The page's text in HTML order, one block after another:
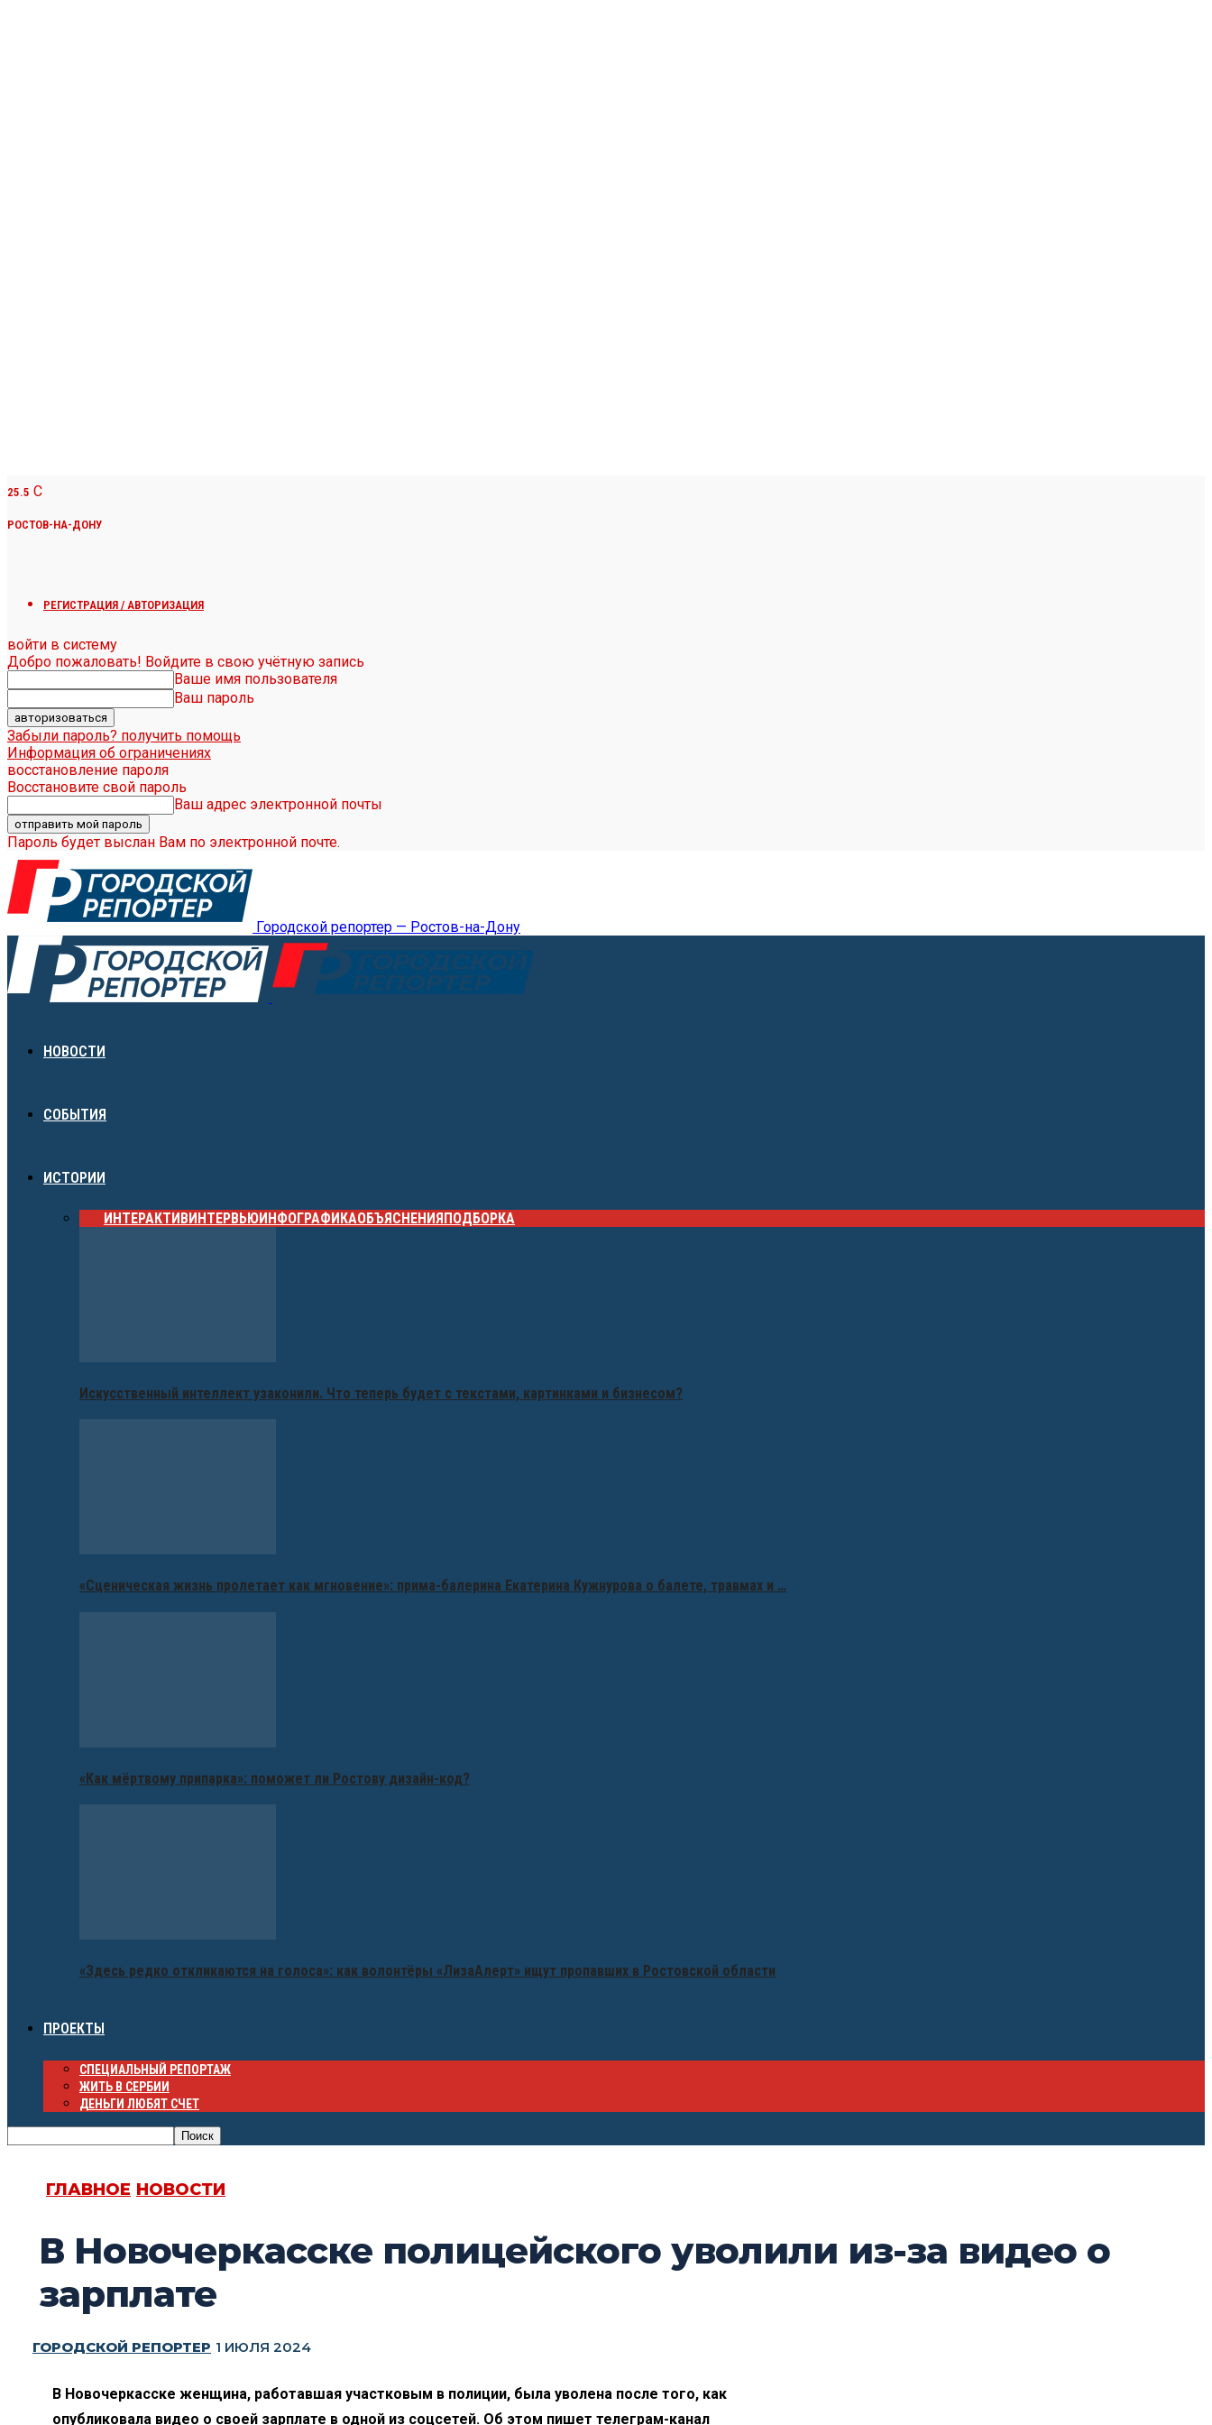
25.5 C
РОСТОВ-НА-ДОНУ
РЕГИСТРАЦИЯ / АВТОРИЗАЦИЯ
войти в систему
Добро пожаловать! Войдите в свою учётную запись
Ваше имя пользователя
Ваш пароль
Забыли пароль? получить помощь
Информация об ограничениях
восстановление пароля
Восстановите свой пароль
Ваш адрес электронной почты
Пароль будет выслан Вам по электронной почте.
Городской репортер — Ростов-на-Дону
НОВОСТИ
СОБЫТИЯ
ИСТОРИИ
ИНТЕРАКТИВИНТЕРВЬЮИНФОГРАФИКАОБЪЯСНЕНИЯПОДБОРКА
Искусственный интеллект узаконили. Что теперь будет с текстами, картинками и бизнесом?
«Сценическая жизнь пролетает как мгновение»: прима-балерина Екатерина Кужнурова о балете, травмах и …
«Как мёртвому припарка»: поможет ли Ростову дизайн-код?
«Здесь редко откликаются на голоса»: как волонтёры «ЛизаАлерт» ищут пропавших в Ростовской области
ПРОЕКТЫ
СПЕЦИАЛЬНЫЙ РЕПОРТАЖ
ЖИТЬ В СЕРБИИ
ДЕНЬГИ ЛЮБЯТ СЧЕТ
ГЛАВНОЕ НОВОСТИ
В Новочеркасске полицейского уволили из-за видео о
зарплате
ГОРОДСКОЙ РЕПОРТЕР 1 ИЮЛЯ 2024
В Новочеркасске женщина, работавшая участковым в полиции, была уволена после того, как
опубликовала видео о своей зарплате в одной из соцсетей. Об этом пишет телеграм-канал